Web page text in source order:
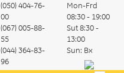
(050) 404-76-
00
(067) 005-88-
55
(044) 364-83-
96
Mon-Frd
08:30 - 19:00
Sut8:30 -
13:00
Sun: Вх